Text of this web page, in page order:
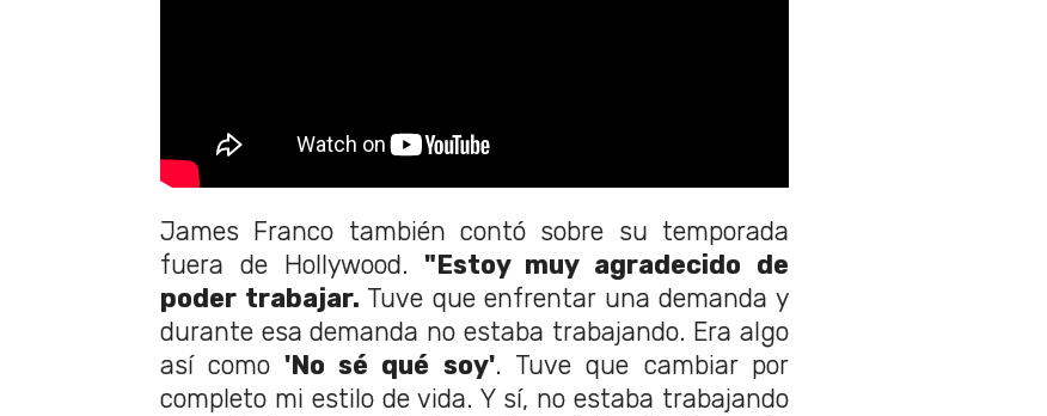
James Franco también contó sobre su temporada
fuera de Hollywood. "Estoy muy agradecido de
poder trabajar. Tuve que enfrentar una demanda y
durante esa demanda no estaba trabajando. Era algo
así como 'No sé qué soy'. Tuve que cambiar por
completo mi estilo de vida. Y sí, no estaba trabajando